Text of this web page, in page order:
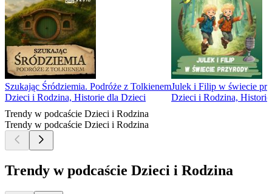
Szukając Śródziemia. Podróże z Tolkienem
Dzieci i Rodzina, Historie dla Dzieci
Julek i Filip w świecie
Dzieci i Rodzina,
Trendy w podcaście Dzieci i Rodzina
Trendy w podcaście Dzieci i Rodzina
Trendy w podcaście Dzieci i Rodzina